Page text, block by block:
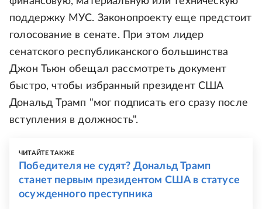
поддержку МУС. Законопроекту еще предстоит
голосование в сенате. При этом лидер
сенатского республиканского большинства
Джон Тьюн обещал рассмотреть документ
быстро, чтобы избранный президент США
Дональд Трамп "мог подписать его сразу после
вступления в должность".
ЧИТАЙТЕ ТАКЖЕ
Победителя не судят? Дональд Трамп
станет первым президентом США в статусе
осужденного преступника